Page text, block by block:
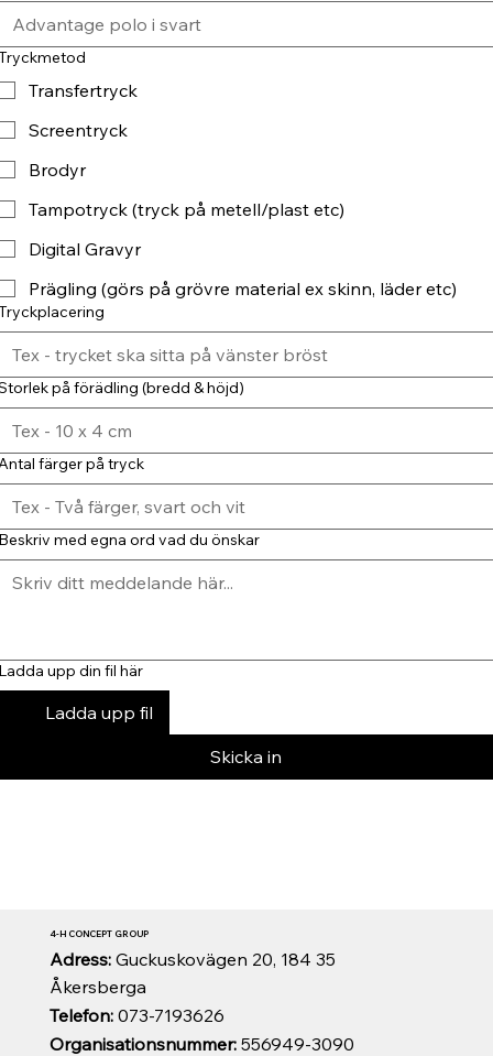
Transfertryck
Screentryck
Brodyr
Tampotryck (tryck på metell/plast etc)
Digital Gravyr
Prägling (görs på grövre material ex skinn, läder etc)
på förädling (bredd & höjd)
färger på tryck
med egna ord vad du önskar
upp din fil här
Ladda upp fil
Skicka in
Organisationsnummer:556949-3090
Telefon:073-7193626
Adress: Guckuskovägen 20, 184 35
Åkersberga
4-H CONCEPT GROUP